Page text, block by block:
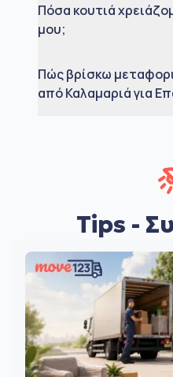
Πόσα κουτιά
μου;
Πώς βρίσκω
από Καλαμαριά για
Tips -